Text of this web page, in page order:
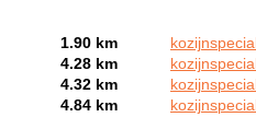
1.90 km
4.28 km
4.32 km
4.84 km